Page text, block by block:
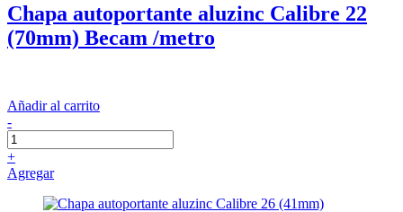
Chapa autoportante aluzinc Calibre 22
(70mm) Becam /metro
Añadir al carrito
-
+
Agregar